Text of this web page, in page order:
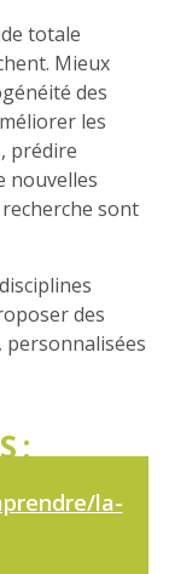
totale
Mieux
des
les
prédire
nouvelles
sont
des
:
la-